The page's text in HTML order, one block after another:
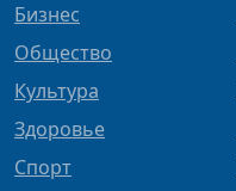
Бизнес
Общество
Культура
Здоровье
Спорт